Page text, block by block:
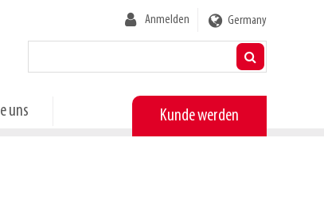
User
account
Anmelden Germany
uns Kunde werden